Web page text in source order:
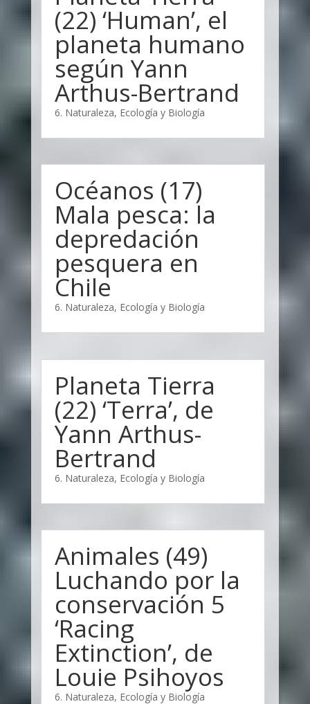
(22) ‘Human’, el
planeta humano
según Yann
Arthus-Bertrand
6. Naturaleza, Ecología y Biología
Océanos (17)
Mala pesca: la
depredación
pesquera en
Chile
6. Naturaleza, Ecología y Biología
Planeta Tierra
(22) ‘Terra’, de
Yann Arthus-
Bertrand
6. Naturaleza, Ecología y Biología
Animales (49)
Luchando por la
conservación 5
‘Racing
Extinction’, de
Louie Psihoyos
6. Naturaleza, Ecología y Biología